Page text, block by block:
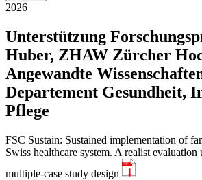
2026
Unterstützung
Huber, ZHAW Zürcher
Angewandte
Departement Gesundheit,
Pflege
FSC Sustain: Sustained implementation of
Swiss healthcare system. A realist
multiple-case study design
PDF